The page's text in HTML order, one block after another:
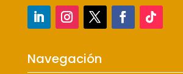
Navegación